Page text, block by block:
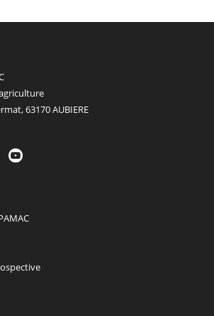
63170 AUBIERE